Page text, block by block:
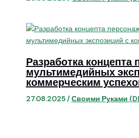
Разработка концепта
мультимедийных
коммерческим
27.08.2025/Своими Руками